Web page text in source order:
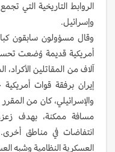
الروابط التاريخية التي
وإسرائيل.
وقال مسؤولون سابقون
أمريكية قديمة وُضعت
آلاف من المقاتلين
إيران برفقة قوات
والإسرائيلي، كان من
مسافة ممكنة، بهدف
انتفاضات في مناطق
العسكرية النظامية وشبه